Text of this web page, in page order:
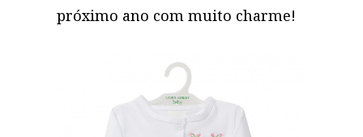
próximo ano com muito charme!